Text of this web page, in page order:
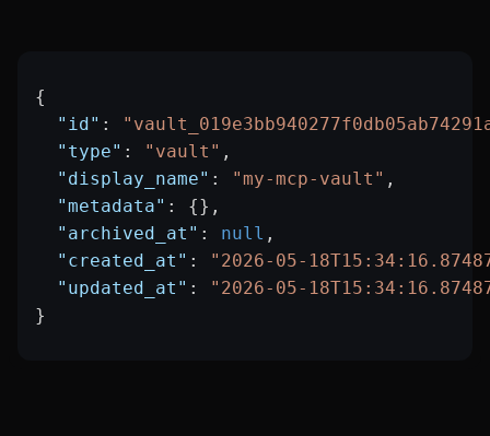
{
  "id"
:
  "type"
: "vault" ,
  "display_name"
: "my-mcp-vault" ,
  "metadata"
: {},
  "archived_at"
: null ,
  "created_at"
:
"2026-05-
  "updated_at"
:
"2026-05-
}